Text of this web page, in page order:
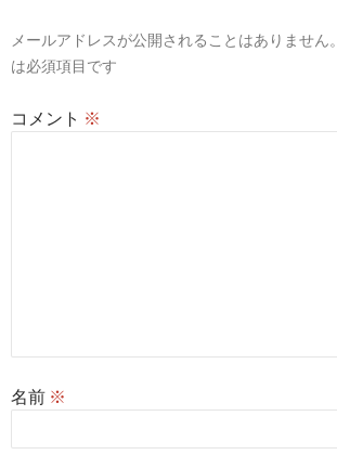
ョ
メールアドレスが公開されることはありません。
は必須項目です
コメント ※
名前 ※